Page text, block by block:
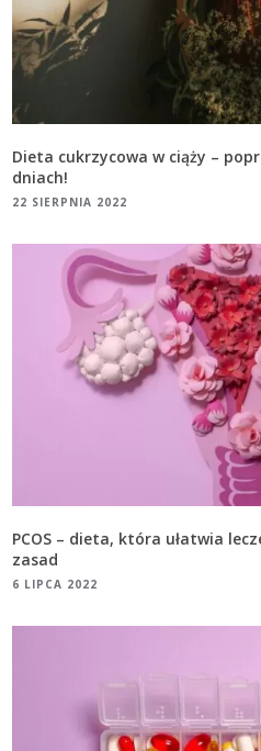
Dieta cukrzycowa w ciąży –
dniach!
22 SIERPNIA 2022
PCOS – dieta, która ułatwia
zasad
6 LIPCA 2022